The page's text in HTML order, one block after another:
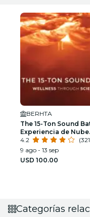
BERHTA
The 15-Ton Sound
Experiencia de Nube
Esponjosa
4.2
9 ago - 13 sep
USD 100.00
Categorías